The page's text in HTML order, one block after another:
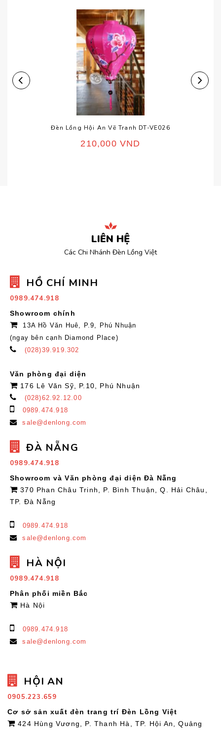
Đèn Lồng Hội An Vẽ Tranh DT-VE026
210,000 VND
LIÊN HỆ
Các Chi Nhánh Đèn Lồng Việt
HỒ CHÍ MINH
0989.474.918
Showroom chính
13A Hồ Văn Huê, P.9, Phú Nhuận
(ngay bên cạnh Diamond Place)
(028)39.919.302
Văn phòng đại diện
176 Lê Văn Sỹ, P.10, Phú Nhuận
(028)62.92.12.00
0989.474.918
sale@denlong.com
ĐÀ NẴNG
0989.474.918
Showroom và Văn phòng đại diện Đà Nẵng
370 Phan Châu Trinh, P. Bình Thuận, Q. Hải Châu,
TP. Đà Nẵng
0989.474.918
sale@denlong.com
HÀ NỘI
0989.474.918
Phân phối miền Bắc
Hà Nội
0989.474.918
sale@denlong.com
HỘI AN
0905.223.659
Cơ sở sản xuất đèn trang trí Đèn Lồng Việt
424 Hùng Vương, P. Thanh Hà, TP. Hội An, Quảng